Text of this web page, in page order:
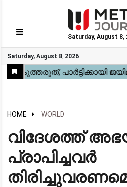
Saturday, August 8,
Saturday, August 8, 2026
GO
Home
Kerala
National
Gulf
World
Sports
Movies
Health
Automobile
Travel
Education
Novel
Business
Technology
Webstory
HOME WORLD
വിദേശത്ത്
പ്രാപിച്ചവര്‍